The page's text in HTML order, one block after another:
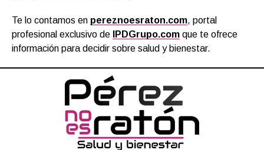
Te lo contamos en pereznoesraton.com, portal
profesional exclusivo de
IPDGrupo.com que te ofrece
información para decidir sobre salud y bienestar.